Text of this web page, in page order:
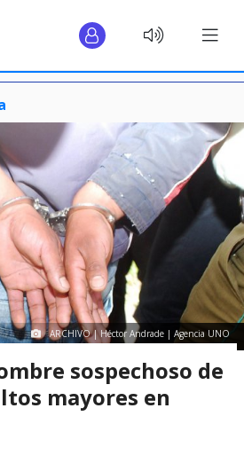
ARCHIVO | Héctor Andrade | Agencia UNO
sospechoso de
mayores en